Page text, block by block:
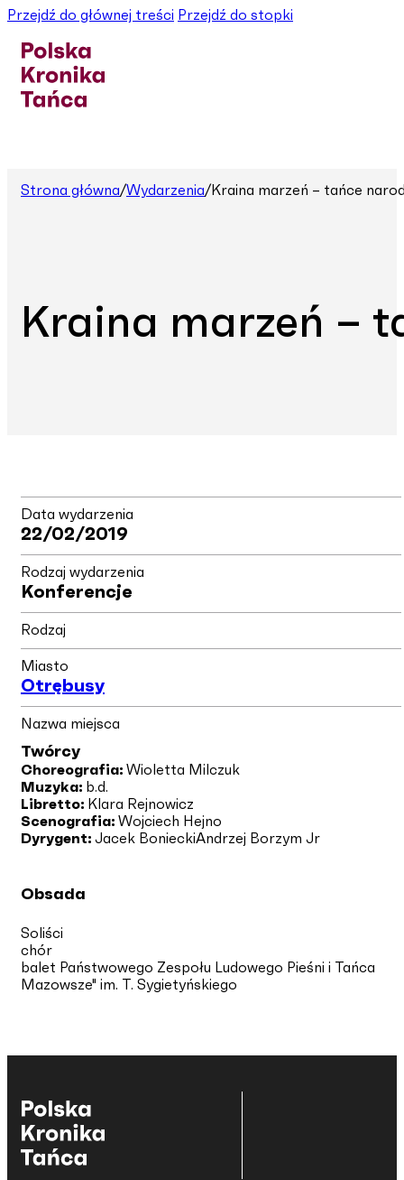
Przejdź do głównej treści Przejdź do stopki
Strona główna/Wydarzenia/Kraina marzeń – tańce
Kraina marzeń –
Data wydarzenia
22/02/2019
Rodzaj wydarzenia
Konferencje
Rodzaj
Miasto
Otrębusy
Nazwa miejsca
Twórcy
Choreografia: Wioletta Milczuk
Muzyka: b.d.
Libretto: Klara Rejnowicz
Scenografia: Wojciech Hejno
Dyrygent: Jacek BonieckiAndrzej Borzym Jr
Obsada
Soliści
chór
balet Państwowego Zespołu Ludowego Pieśni i Tańca
Mazowsze" im. T. Sygietyńskiego